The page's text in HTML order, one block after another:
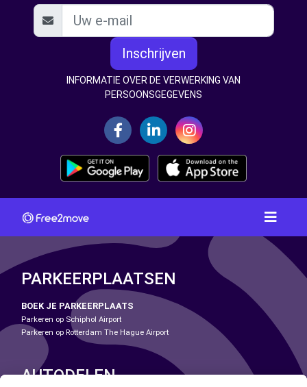
Inschrijven
INFORMATIE OVER DE VERWERKING VAN
PERSOONSGEGEVENS
PARKEERPLAATSEN
BOEK JE PARKEERPLAATS
Parkeren op Schiphol Airport
Parkeren op Rotterdam The Hague Airport
AUTODELEN